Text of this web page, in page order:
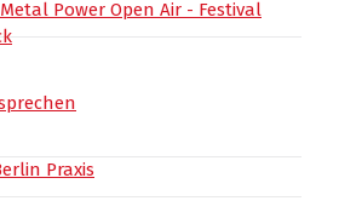
Metal Power Open Air - Festival
Praxis